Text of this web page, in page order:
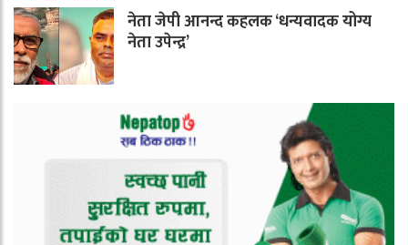
नेता जेपी आनन्द कहलक ‘धन्यवादक योग्य
नेता उपेन्द्र’